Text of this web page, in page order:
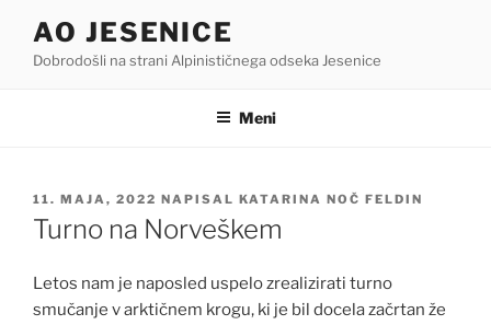
vsebino
AO JESENICE
Dobrodošli na strani Alpinističnega odseka Jesenice
Meni
OBJAVLJENO
DNE
11. MAJA, 2022 NAPISAL KATARINA NOČ FELDIN
Turno na Norveškem
Letos nam je naposled uspelo zrealizirati turno
smučanje v arktičnem krogu, ki je bil docela začrtan že